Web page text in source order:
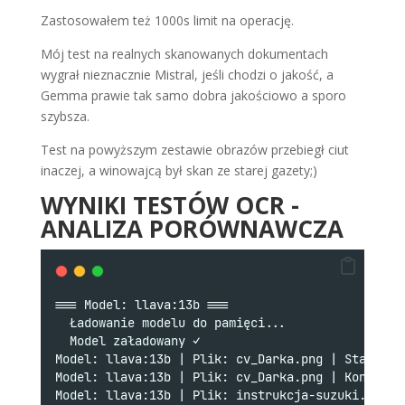
Zastosowałem też 1000s limit na operację.
Mój test na realnych skanowanych dokumentach
wygrał nieznacznie Mistral, jeśli chodzi o jakość, a
Gemma prawie tak samo dobra jakościowo a sporo
szybsza.
Test na powyższym zestawie obrazów przebiegł ciut
inaczej, a winowajcą był skan ze starej gazety;)
WYNIKI TESTÓW OCR -
ANALIZA PORÓWNAWCZA
=== Model: llava:13b ===
  Ładowanie modelu do pamięci...
  Model załadowany ✓
Model: llava:13b | Plik: cv_Darka.png | Start:
Model: llava:13b | Plik: cv_Darka.png | Koniec:
Model: llava:13b | Plik: instrukcja-suzuki.png